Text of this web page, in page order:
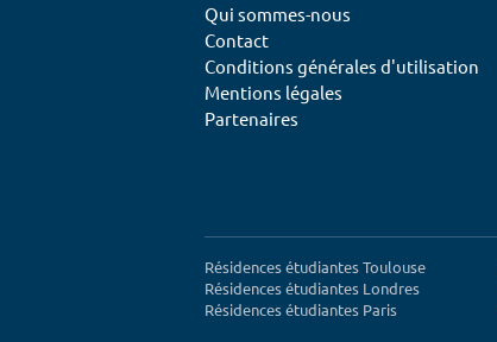
Qui sommes-nous
Contact
Conditions générales d'utilisation
Mentions légales
Partenaires
Résidences étudiantes Toulouse
Résidences étudiantes Londres
Résidences étudiantes Paris